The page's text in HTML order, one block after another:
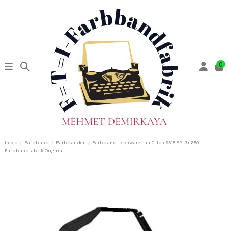
0
Inicio Farbband Farbbänder
Farbband - schwarz -für C.Itoh 9515 EP- Gr.650-
Farbbandfabrik Original